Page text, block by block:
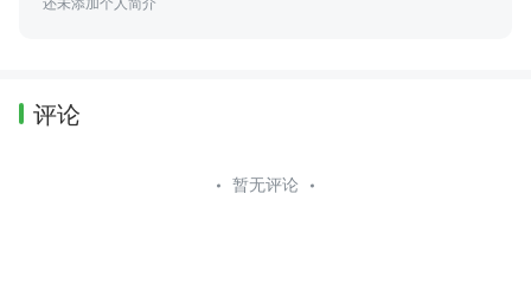
还未添加个人简介
评论
暂无评论